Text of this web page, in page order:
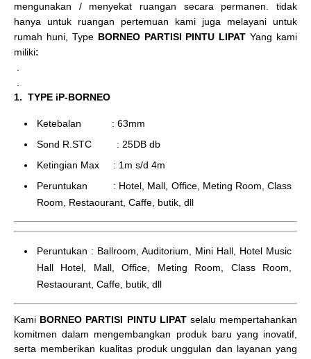
mengunakan / menyekat ruangan secara permanen. tidak
hanya untuk ruangan pertemuan kami juga melayani untuk
rumah huni, Type BORNEO PARTISI PINTU LIPAT Yang kami
miliki:
1. TYPE iP-BORNEO
Ketebalan : 63mm
Sond R.STC : 25DB db
Ketingian Max : 1m s/d 4m
Peruntukan : Hotel, Mall, Office, Meting Room, Class
Room, Restaourant, Caffe, butik, dll
Peruntukan : Ballroom, Auditorium, Mini Hall, Hotel Music
Hall Hotel, Mall, Office, Meting Room, Class Room,
Restaourant, Caffe, butik, dll
Kami BORNEO PARTISI PINTU LIPATselalu mempertahankan
komitmen dalam mengembangkan produk baru yang inovatif,
serta memberikan kualitas produk unggulan dan layanan yang